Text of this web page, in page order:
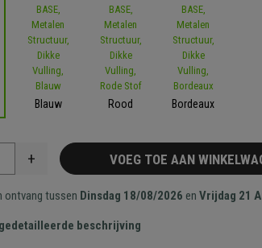
Blauw Rood Bordeaux
+ VOEG TOE AAN
ontvang tussen Dinsdag 18/08/2026 enVrijdag 21
beschrijving